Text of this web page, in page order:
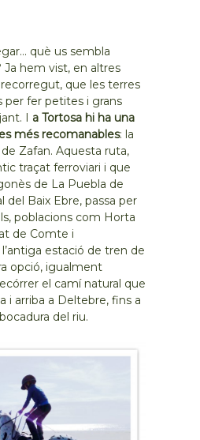
què us sembla
Ja hem vist, en altres
que les terres
per fer petites i grans
I a Tortosa hi ha una
més recomanables: la
Zafan. Aquesta ruta,
traçat ferroviari i que
de La Puebla de
del Baix Ebre, passa per
poblacions com Horta
de Comte i
estació de tren de
opció, igualment
el camí natural que
i arriba a Deltebre, fins a
del riu.